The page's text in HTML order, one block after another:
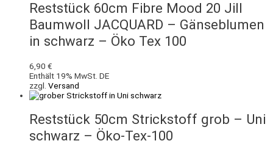
Reststück 60cm Fibre Mood 20 Jill
Baumwoll JACQUARD – Gänseblumen
in schwarz – Öko Tex 100
6,90 €
Enthält 19% MwSt. DE
zzgl. Versand
Reststück 50cm Strickstoff grob – Uni
schwarz – Öko-Tex-100